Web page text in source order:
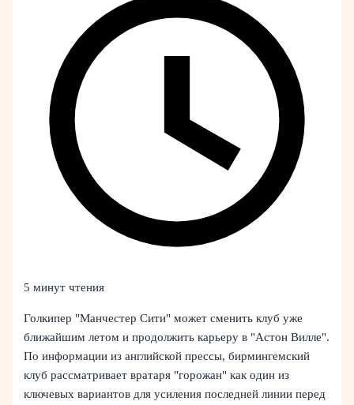
5 минут чтения
Голкипер "Манчестер Сити" может сменить клуб уже
ближайшим летом и продолжить карьеру в "Астон Вилле".
По информации из английской прессы, бирмингемский
клуб рассматривает вратаря "горожан" как один из
ключевых вариантов для усиления последней линии перед